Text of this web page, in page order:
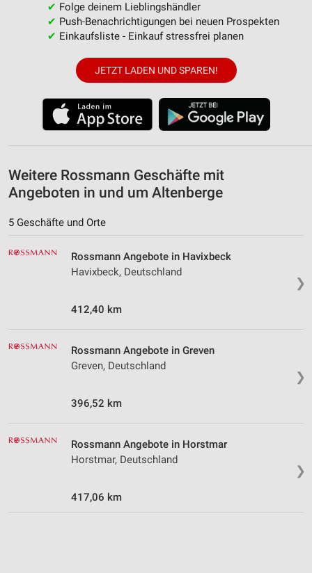
✔ Folge deinem Lieblingshändler
✔ Push-Benachrichtigungen bei neuen Prospekten
✔ Einkaufsliste - Einkauf stressfrei planen
JETZT LADEN UND SPAREN!
Weitere Rossmann Geschäfte mit
Angeboten in und um Altenberge
5 Geschäfte und Orte
❯
Rossmann Angebote in Havixbeck
Havixbeck, Deutschland
412,40 km
❯
Rossmann Angebote in Greven
Greven, Deutschland
396,52 km
❯
Rossmann Angebote in Horstmar
Horstmar, Deutschland
417,06 km
Speichern von oder Zugriff auf Informationen
auf einem Endgerät
Werbeanzeigen
Werbung
Verwendung von Profilen zur Auswahl
Erstellung von Profilen zur Personalisierung
von Inhalten
personalisierter Inhalte
Messung der Werbeleistung
Messung der Performance von Inhalten
Analyse von Zielgruppen durch Statistiken oder
Entwicklung und Verbesserung der Angebote
Verwendung genauer Standortdaten